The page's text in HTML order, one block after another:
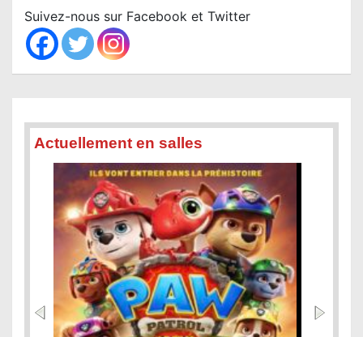
c
h
Suivez-nous sur Facebook et Twitter
Actuellement en salles